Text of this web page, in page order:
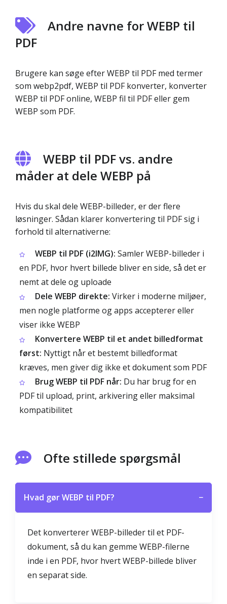
Andre navne for WEBP til
PDF
Brugere kan søge efter WEBP til PDF med termer
som webp2pdf, WEBP til PDF konverter, konverter
WEBP til PDF online, WEBP fil til PDF eller gem
WEBP som PDF.
WEBP til PDF vs. andre
måder at dele WEBP på
Hvis du skal dele WEBP-billeder, er der flere
løsninger. Sådan klarer konvertering til PDF sig i
forhold til alternativerne:
WEBP til PDF (i2IMG): Samler WEBP-billeder i
en PDF, hvor hvert billede bliver en side, så det er
nemt at dele og uploade
Dele WEBP direkte: Virker i moderne miljøer,
men nogle platforme og apps accepterer eller
viser ikke WEBP
Konvertere WEBP til et andet billedformat
først: Nyttigt når et bestemt billedformat
kræves, men giver dig ikke et dokument som PDF
Brug WEBP til PDF når: Du har brug for en
PDF til upload, print, arkivering eller maksimal
kompatibilitet
Ofte stillede spørgsmål
Hvad gør WEBP til PDF? −
Det konverterer WEBP-billeder til et PDF-
dokument, så du kan gemme WEBP-filerne
inde i en PDF, hvor hvert WEBP-billede bliver
en separat side.